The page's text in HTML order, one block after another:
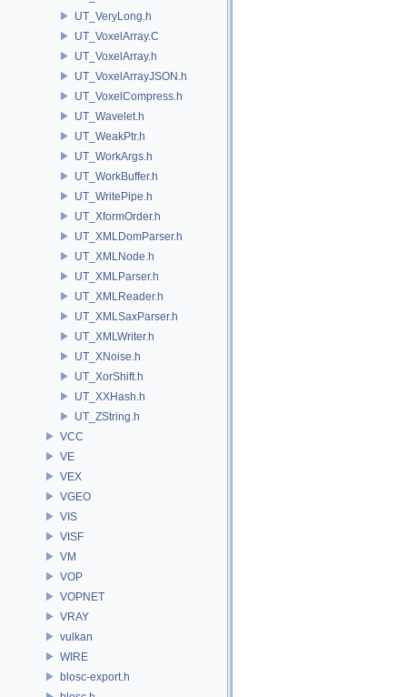
UT_VeryLong.h
UT_VoxelArray.C
UT_VoxelArray.h
UT_VoxelArrayJSON.h
UT_VoxelCompress.h
UT_Wavelet.h
UT_WeakPtr.h
UT_WorkArgs.h
UT_WorkBuffer.h
UT_WritePipe.h
UT_XformOrder.h
UT_XMLDomParser.h
UT_XMLNode.h
UT_XMLParser.h
UT_XMLReader.h
UT_XMLSaxParser.h
UT_XMLWriter.h
UT_XNoise.h
UT_XorShift.h
UT_XXHash.h
UT_ZString.h
VCC
VE
VEX
VGEO
VIS
VISF
VM
VOP
VOPNET
VRAY
vulkan
WIRE
blosc-export.h